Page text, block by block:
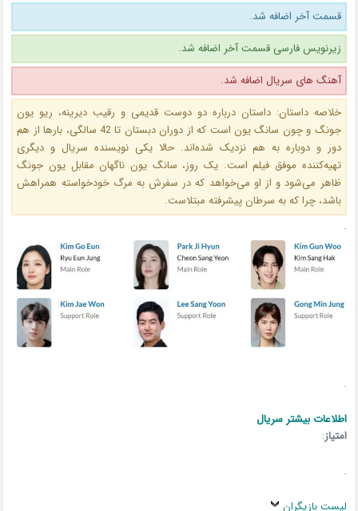
قسمت آخر اضافه شد.
زیرنویس فارسی قسمت آخر اضافه شد.
آهنگ های سریال اضافه شد.
خلاصه داستان: داستان درباره دو دوست قدیمی و رقیب دیرینه، ریو یون‌
جونگ و چون سانگ‌ یون است که از دوران دبستان تا 42 سالگی، بارها از هم
دور و دوباره به هم نزدیک شده‌اند. حالا یکی نویسنده سریال و دیگری
تهیه‌کننده موفق فیلم است. یک روز، سانگ‌ یون ناگهان مقابل یون‌ جونگ
ظاهر می‌شود و از او می‌خواهد که در سفرش به مرگ خودخواسته همراهش
باشد، چرا که به سرطان پیشرفته مبتلاست.
.
.
اطلاعات بیشتر سریال
امتیاز:
.
لیست بازیگران